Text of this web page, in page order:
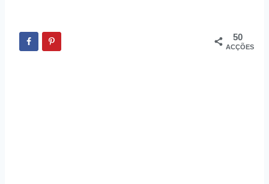
50
ACÇÕES